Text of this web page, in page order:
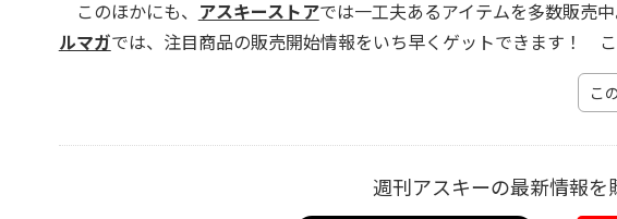
このほかにも、 アスキーストアでは一工夫あるアイテムを多数販売中
ルマガでは、注目商品の販売開始情報をいち早くゲットできます！
こ
週刊アスキーの最新情報を